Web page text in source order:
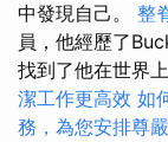
中發現自己。 整
員，他經歷了
找到了他在世界
潔工作更高效 如
務，為您安排尊